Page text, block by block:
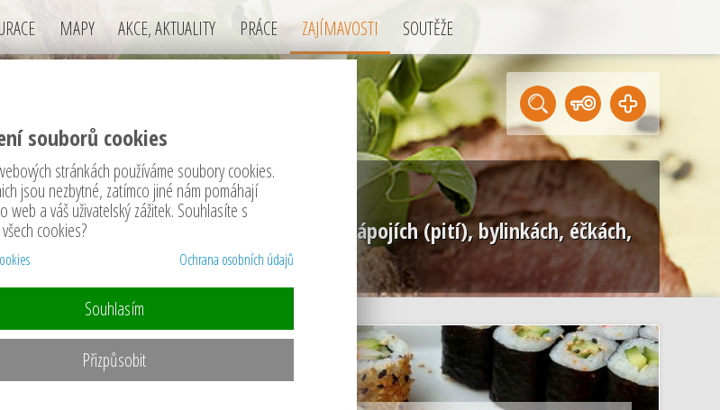
MAPY AKCE, AKTUALITY PRÁCE ZAJÍMAVOSTI SOUTĚŽE
články o potravinách (jídle), nápojích (pití), bylinkách, éčkách,
souborů cookies
stránkách používáme soubory cookies.
jsou nezbytné, zatímco jiné nám pomáhají
web a váš uživatelský zážitek. Souhlasíte s
cookies?
Ochrana osobních údajů
Souhlasím
Přizpůsobit